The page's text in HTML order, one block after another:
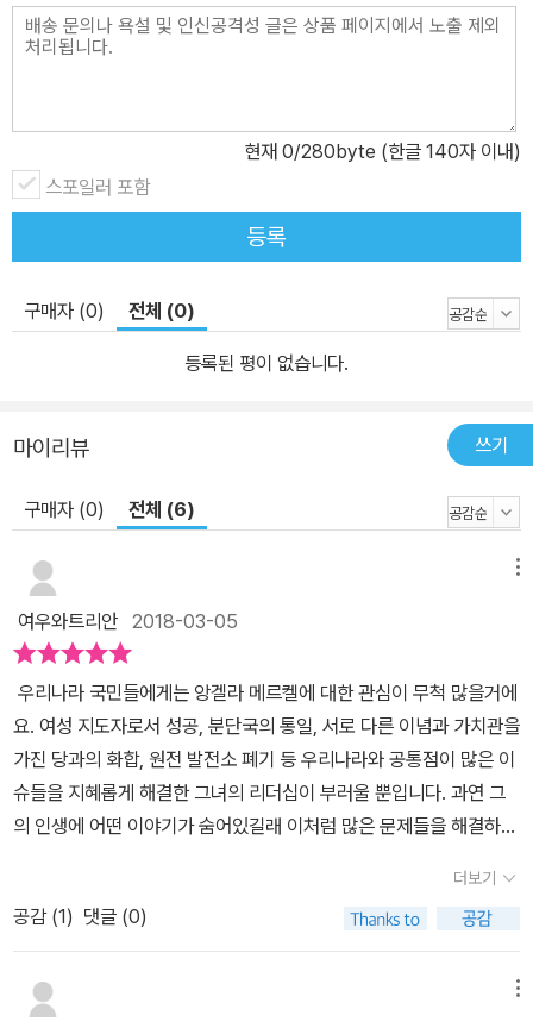
현재 0/280byte (한글 140자 이내)
스포일러 포함
등록
구매자 (0) 전체 (0)
등록된 평이 없습니다.
마이리뷰 쓰기
구매자 (0) 전체 (6)
여우와트리안 2018-03-05
우리나라 국민들에게는 앙겔라 메르켈에 대한 관심이 무척 많을거에
요. 여성 지도자로서 성공, 분단국의 통일, 서로 다른 이념과 가치관을
가진 당과의 화합, 원전 발전소 폐기 등 우리나라와 공통점이 많은 이
슈들을 지혜롭게 해결한 그녀의 리더십이 부러울 뿐입니다. 과연 그
의 인생에 어떤 이야기가 숨어있길래 이처럼 많은 문제들을 해결하고
장 영향력 있는 여성 1위에 11번이나 선정되었는지 아이와 함께 살펴
보는 시간을 가져봅니다. 독일은 되고 우리나라는 안되는 이유가 무
엇일지요?​ 1954년 서독 함부르크의 작은 마을에서 목사인 카스너와
헤를린트 사이에 태어난 앙겔라는 제2차 세계 대전 이후 승전국인 미
더보기
공감 (1) 댓글 (0)